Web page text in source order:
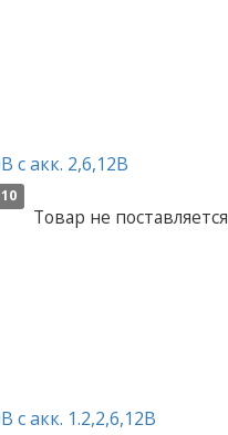
с акк. 2,6,12В
Товар не поставляется
акк. 1.2,2,6,12В